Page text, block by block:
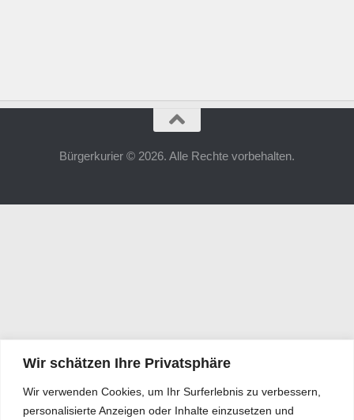
Wir schätzen Ihre Privatsphäre
Wir verwenden Cookies, um Ihr Surferlebnis zu verbessern,
personalisierte Anzeigen oder Inhalte einzusetzen und
Bürgerkurier © 2026. Alle Rechte vorbehalten.